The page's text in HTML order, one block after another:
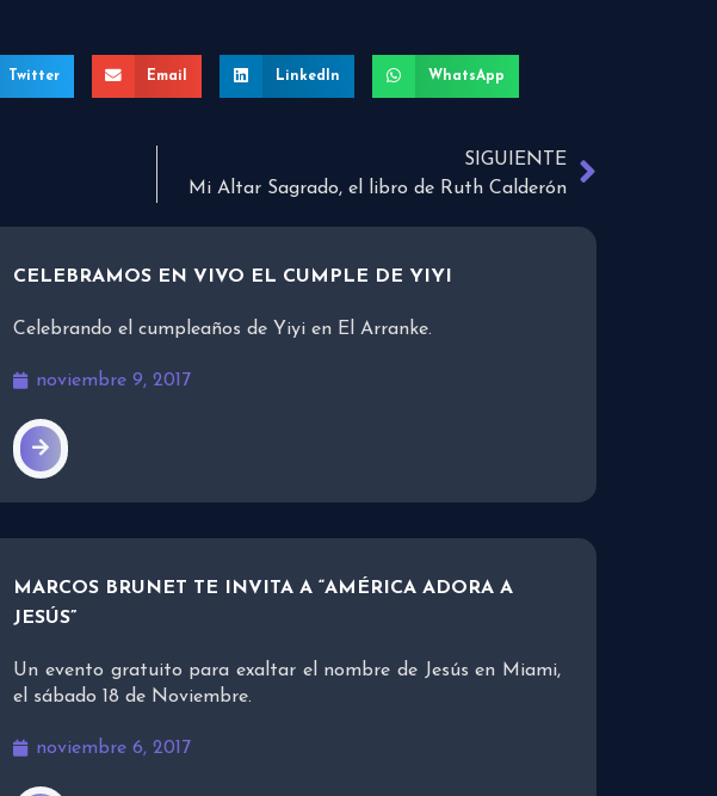
Twitter Email LinkedIn WhatsApp
SIGUIENTE
Mi Altar Sagrado, el libro de Ruth Calderón
CELEBRAMOS EN VIVO EL CUMPLE DE YIYI
Celebrando el cumpleaños de Yiyi en El Arranke.
noviembre 9, 2017
MARCOS BRUNET TE INVITA A “AMÉRICA ADORA A
JESÚS”
Un evento gratuito para exaltar el nombre de Jesús en Miami,
el sábado 18 de Noviembre.
noviembre 6, 2017